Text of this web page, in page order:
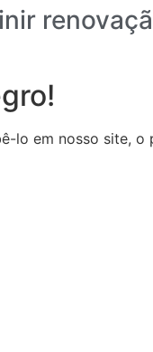
lo em nosso site,